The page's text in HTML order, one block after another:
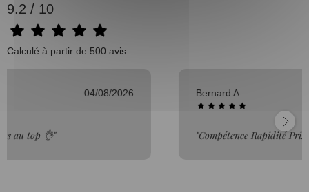
9.2 / 10
Calculé à partir de 500 avis.
03/08/2026
"Compétence Rapidité Prix Tout pour le mieux"